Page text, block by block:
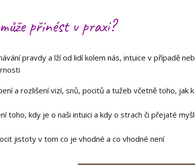
přinést v praxi?
pravdy a lží od lidí kolem nás, intuice v případě
a rozlišení vizí, snů, pocitů a tužeb včetně toho, jak
toho, kdy je o naši intuici a kdy o strach či přejaté
jistoty v tom co je vhodné a co vhodné není